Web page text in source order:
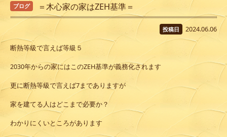
ブログ ＝木心家の家はZEH基準＝
投稿日 2024.06.06
断熱等級で言えば等級５
2030年からの家にはこのZEH基準が義務化されます
更に断熱等級で言えば7までありますが
家を建てる人はどこまで必要か？
わかりにくいところがあります